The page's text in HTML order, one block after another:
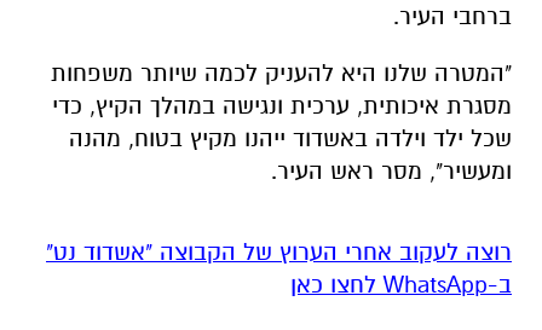
ברחבי העיר.
"המטרה שלנו היא להעניק לכמה שיותר משפחות
מסגרת איכותית, ערכית ונגישה במהלך הקיץ, כדי
שכל ילד וילדה באשדוד ייהנו מקיץ בטוח, מהנה
ומעשיר", מסר ראש העיר.
רוצה לעקוב אחרי הערוץ של הקבוצה "אשדוד נט"
ב-WhatsApp לחצו כאן